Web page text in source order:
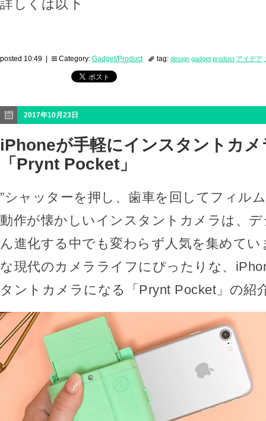
詳しくは以下
posted 10:49 | Category: Gadget/Product tag: design gadget product アイデア
2017年10月23日
iPhoneが手軽にインスタントカ
「Prynt Pocket」
”シャッターを押し、歯車を回してフィル
動作が懐かしいインスタントカメラは、
ん進化する中でも変わらず人気を集めて
な現代のカメラライフにぴったりな、
タントカメラになる「Prynt Pocket」の紹